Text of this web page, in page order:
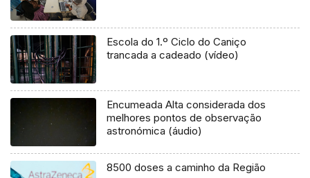
Escola do 1.º Ciclo do Caniço
trancada a cadeado (vídeo)
Encumeada Alta considerada dos
melhores pontos de observação
astronómica (áudio)
8500 doses a caminho da Região